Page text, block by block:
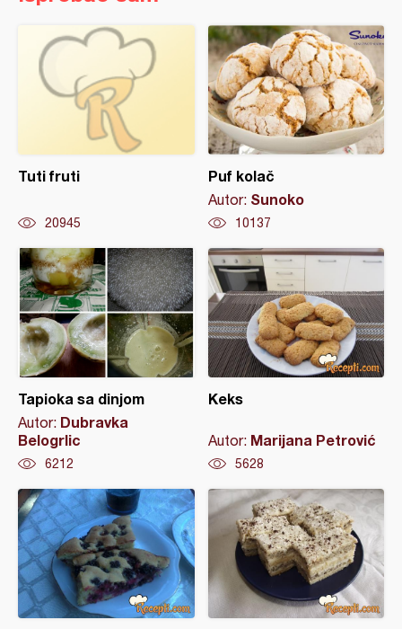
Tuti fruti
20945
Puf kolač
Autor: Sunoko
10137
Tapioka sa dinjom
Autor: Dubravka
Belogrlic
6212
Keks
Autor: Marijana Petrović
5628